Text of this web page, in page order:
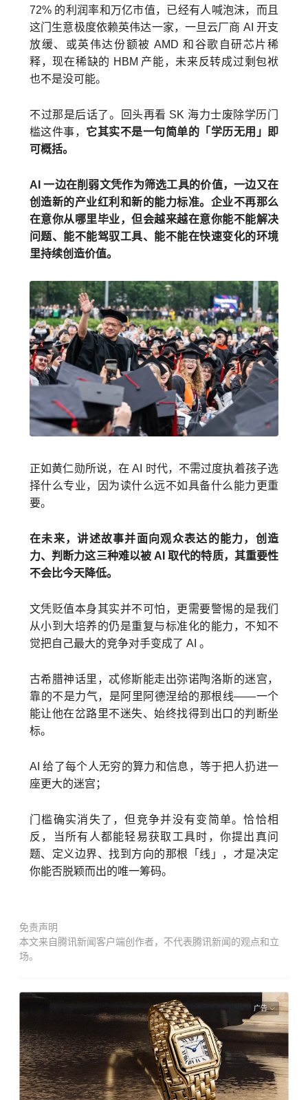
72% 的利润率和万亿市值，已经有人喊泡沫，而且
这门生意极度依赖英伟达一家，一旦云厂商 AI 开支
放缓、或英伟达份额被 AMD 和谷歌自研芯片稀
释，现在稀缺的 HBM 产能，未来反转成过剩包袱
也不是没可能。
不过那是后话了。回头再看 SK 海力士废除学历门
槛这件事， 它其实不是一句简单的「学历无用」即
可概括。
AI 一边在削弱文凭作为筛选工具的价值，一边又在
创造新的产业红利和新的能力标准。企业不再那么
在意你从哪里毕业，但会越来越在意你能不能解决
问题、能不能驾驭工具、能不能在快速变化的环境
里持续创造价值。
正如黄仁勋所说，在 AI 时代，不需过度执着孩子选
择什么专业，因为读什么远不如具备什么能力更重
要。
在未来，讲述故事并面向观众表达的能力，创造
力、判断力这三种难以被 AI 取代的特质，其重要性
不会比今天降低。
文凭贬值本身其实并不可怕，更需要警惕的是我们
从小到大培养的仍是重复与标准化的能力，不知不
觉把自己最大的竞争对手变成了 AI 。
古希腊神话里，忒修斯能走出弥诺陶洛斯的迷宫，
靠的不是力气，是阿里阿德涅给的那根线——一个
能让他在岔路里不迷失、始终找得到出口的判断坐
标。
AI 给了每个人无穷的算力和信息，等于把人扔进一
座更大的迷宫；
门槛确实消失了，但竞争并没有变简单。恰恰相
反，当所有人都能轻易获取工具时，你提出真问
题、定义边界、找到方向的那根「线」，才是决定
你能否脱颖而出的唯一筹码。
免责声明
本文来自腾讯新闻客户端创作者，不代表腾讯新闻的观点和立
场。
广告